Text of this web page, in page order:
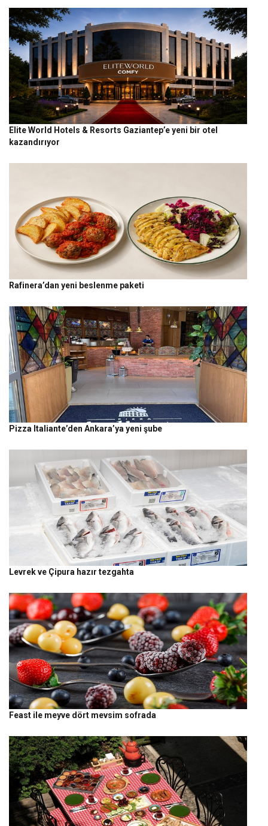
Elite World Hotels & Resorts Gaziantep’e yeni bir otel
kazandırıyor
Rafinera’dan yeni beslenme paketi
Pizza Italiante’den Ankara’ya yeni şube
Levrek ve Çipura hazır tezgahta
Feast ile meyve dört mevsim sofrada